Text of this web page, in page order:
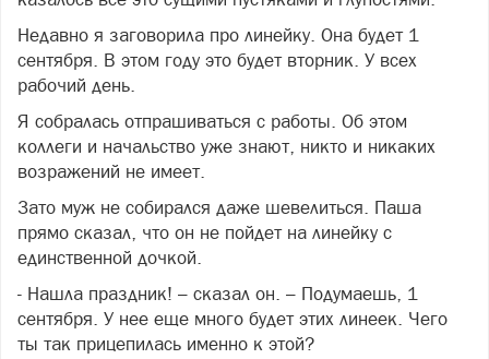
Недавно я заговорила про линейку. Она будет 1
сентября. В этом году это будет вторник. У всех
рабочий день.
Я собралась отпрашиваться с работы. Об этом
коллеги и начальство уже знают, никто и никаких
возражений не имеет.
Зато муж не собирался даже шевелиться. Паша
прямо сказал, что он не пойдет на линейку с
единственной дочкой.
- Нашла праздник! – сказал он. – Подумаешь, 1
сентября. У нее еще много будет этих линеек. Чего
ты так прицепилась именно к этой?